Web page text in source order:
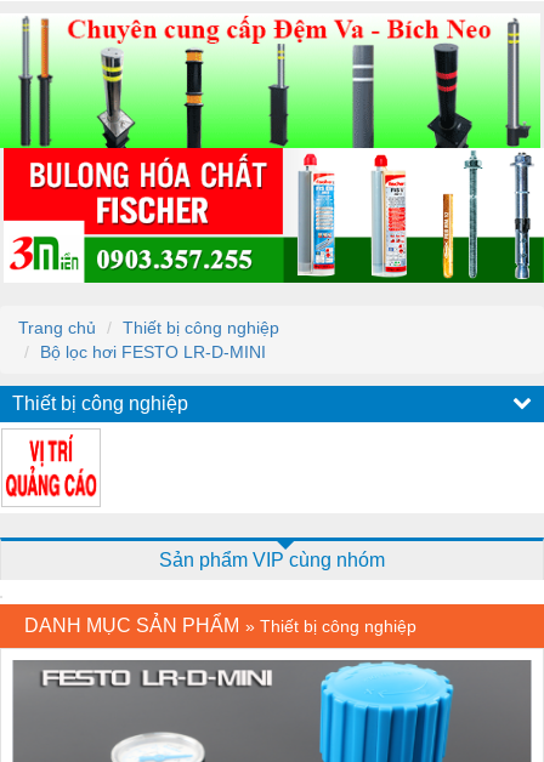
Trang chủ
Thiết bị công nghiệp
Bộ lọc hơi FESTO LR-D-MINI
Thiết bị công nghiệp
Sản phẩm VIP cùng nhóm
DANH MỤC SẢN PHẨM » Thiết bị công nghiệp